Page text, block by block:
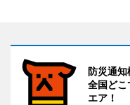
防災通
全国どこ
エア！